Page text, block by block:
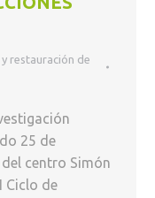
restauración de
25 de
centro Simón
Ciclo de